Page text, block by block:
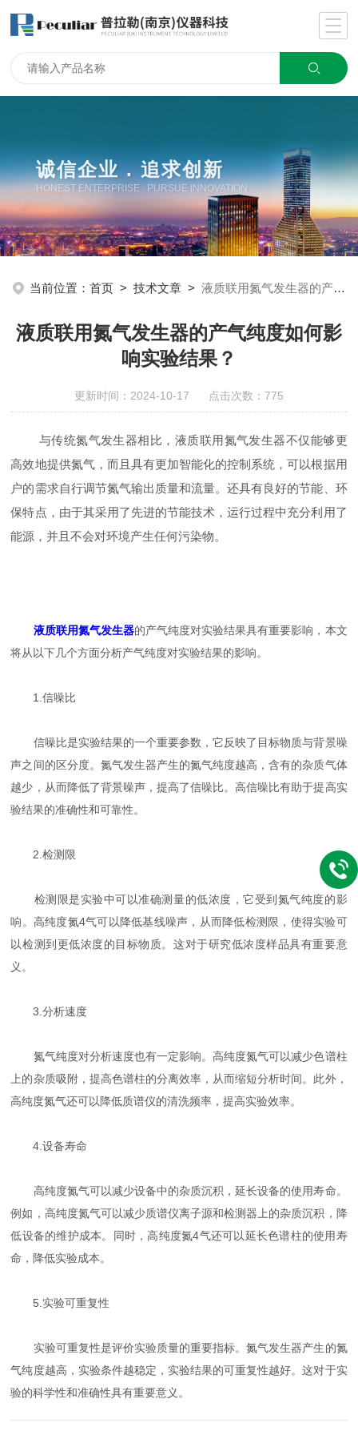
诚信企业 . 追求创新
HONEST ENTERPRISE . PURSUE INNOVATION
当前位置：首页 >技术文章 >液质联用氮气发生器的产气纯度如何影响实验结果？
液质联用氮气发生器的产气纯度如何影
响实验结果？
更新时间：2024-10-17 点击次数：775
与传统氮气发生器相比，液质联用氮气发生器不仅能够更
高效地提供氮气，而且具有更加智能化的控制系统，可以根据用
户的需求自行调节氮气输出质量和流量。还具有良好的节能、环
保特点，由于其采用了先进的节能技术，运行过程中充分利用了
能源，并且不会对环境产生任何污染物。
液质联用氮气发生器的产气纯度对实验结果具有重要影响，本文
将从以下几个方面分析产气纯度对实验结果的影响。
1.信噪比
信噪比是实验结果的一个重要参数，它反映了目标物质与背景噪
声之间的区分度。氮气发生器产生的氮气纯度越高，含有的杂质气体
越少，从而降低了背景噪声，提高了信噪比。高信噪比有助于提高实
验结果的准确性和可靠性。
2.检测限
检测限是实验中可以准确测量的低浓度，它受到氮气纯度的影
响。高纯度氮4气可以降低基线噪声，从而降低检测限，使得实验可
以检测到更低浓度的目标物质。这对于研究低浓度样品具有重要意
义。
3.分析速度
氮气纯度对分析速度也有一定影响。高纯度氮气可以减少色谱柱
上的杂质吸附，提高色谱柱的分离效率，从而缩短分析时间。此外，
高纯度氮气还可以降低质谱仪的清洗频率，提高实验效率。
4.设备寿命
高纯度氮气可以减少设备中的杂质沉积，延长设备的使用寿命。
例如，高纯度氮气可以减少质谱仪离子源和检测器上的杂质沉积，降
低设备的维护成本。同时，高纯度氮4气还可以延长色谱柱的使用寿
命，降低实验成本。
5.实验可重复性
实验可重复性是评价实验质量的重要指标。氮气发生器产生的氮
气纯度越高，实验条件越稳定，实验结果的可重复性越好。这对于实
验的科学性和准确性具有重要意义。